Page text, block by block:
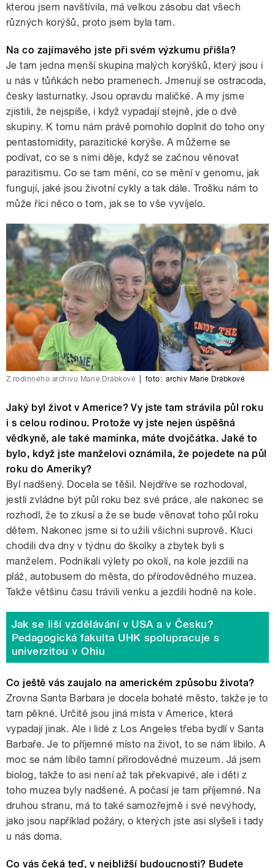
kterou jsem navštívila, má velkou zásobu dat všech
různých korýšů, proto jsem byla tam.
Na co zajímavého jste při svém výzkumu přišla?
Je tam jedna menší skupina malých korýšků, který jsou i
u nás v tůňkách nebo pramenech. Jmenují se ostracoda,
česky lasturnatky. Jsou opravdu maličké. A my jsme
zjistili, že nejspíše, i když vypadají stejně, jde o dvě
skupiny. K tomu nám právě pomohlo doplnit do toho ony
pentastomidity, parazitické korýše. A můžeme se
podívat, co se s nimi děje, když se začnou věnovat
parazitismu. Co se tam mění, co se mění v genomu, jak
fungují, jaké jsou životní cykly a tak dále. Trošku nám to
může říci něco o tom, jak se to vše vyvíjelo.
Z rodinného archivu Marie Drábkové foto: archiv Marie Drábkové
Jaký byl život v Americe? Vy jste tam strávila půl roku
i s celou rodinou. Protože vy jste nejen úspěšná
vědkyně, ale také maminka, máte dvojčátka. Jaké to
bylo, když jste manželovi oznámila, že pojedete na půl
roku do Ameriky?
Byl nadšený. Docela se těšil. Nejdříve se rozhodoval,
jestli zvládne být půl roku bez své práce, ale nakonec se
rozhodl, že to zkusí a že se bude věnovat toho půl roku
dětem. Nakonec jsme si to užili všichni suprově. Kluci
chodili dva dny v týdnu do školky a zbytek byli s
manželem. Podnikali výlety po okolí, na kole jezdili na
pláž, autobusem do města, do přírodovědného muzea.
Takže většinu času trávili venku a jezdili hodně na kole.
Jak se liší vzdělávání v USA a v Česku?
Pedagogická fakulta UHK spolupracuje s
univerzitou v Ohiu
Co ještě vás zaujalo na americkém způsobu života?
Zrovna Santa Barbara je docela bohaté město, takže je to
tam pěkné. Určitě jsou jiná místa v Americe, která
vypadají jinak. Ale i lidé z Los Angeles třeba bydlí v Santa
Barbaře. Je to příjemné místo na život, to se nám líbilo. A
moc se nám líbilo tamní přírodovědné muzeum. Já jsem
biolog, takže to asi není až tak překvapivé, ale i děti z
toho muzea byly nadšené. A počasí je tam příjemné. Na
druhou stranu, má to také samozřejmě i své nevýhody,
jako jsou například požáry, o kterých jste asi slyšeli i tady
u nás doma.
Co vás čeká teď, v nejbližší budoucnosti? Budete